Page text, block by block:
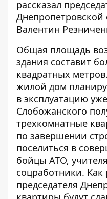
рассказал
Валентин
Общая площадь
здания составит
квадратных
жилой дом
в эксплуатацию
Слобожанского
трехкомнатные
по завершении
поселиться в
бойцы АТО,
соцработники. Как
председателя